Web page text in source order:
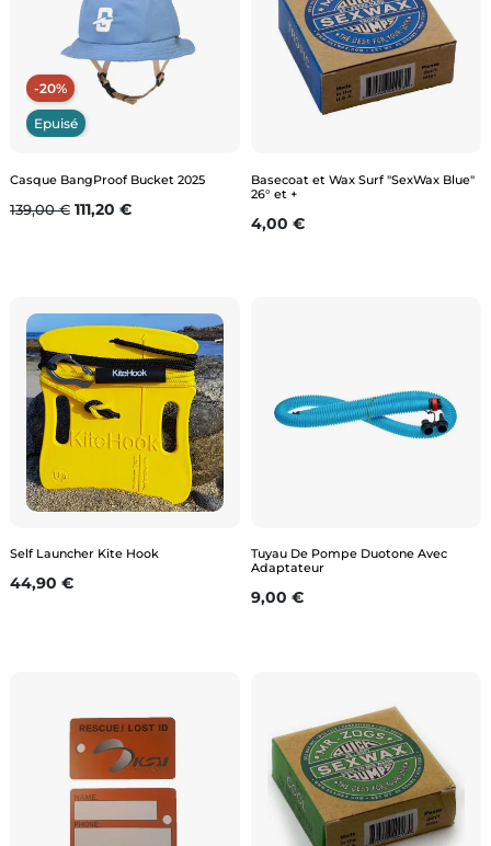
-20%
Epuisé
Casque BangProof Bucket 2025
Prix de base
139,00 € Prix
111,20 €
Basecoat et Wax Surf "SexWax Blue"
26° et +
Prix
4,00 €
Self Launcher Kite Hook
Prix
44,90 €
Tuyau De Pompe Duotone Avec
Adaptateur
Prix
9,00 €